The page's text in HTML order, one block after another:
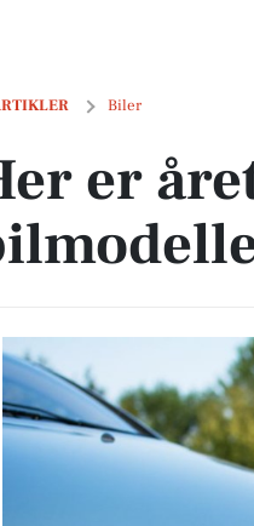
Biler
Her er årets mest skrottede
er